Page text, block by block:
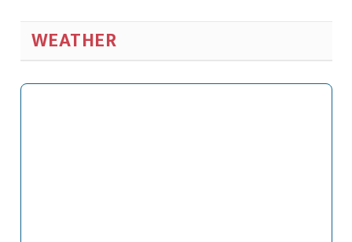
WEATHER